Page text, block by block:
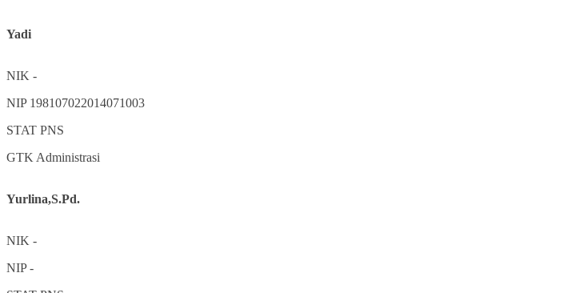
Yadi
NIK -
NIP 198107022014071003
STAT PNS
GTK Administrasi
Yurlina,S.Pd.
NIK -
NIP-